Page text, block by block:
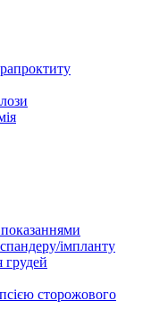
імпланту
грудей
сторожового